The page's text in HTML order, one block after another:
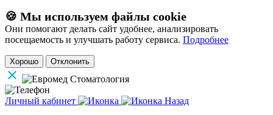
🍪 Мы используем файлы cookie
Они помогают делать сайт удобнее, анализировать
посещаемость и улучшать работу сервиса. Подробнее
Хорошо Отклонить
Личный кабинет
Назад